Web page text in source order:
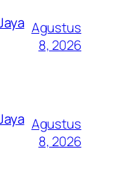
Agustus
8, 2026
Agustus
8, 2026